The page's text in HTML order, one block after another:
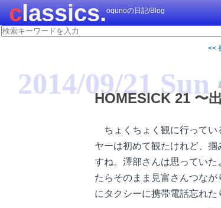
classics.oqunoの日記/Blog
<<
2014/09/21 Sun
HOMESICK 21 〜
ちょくちょく観に行って
ヤーは初めて観たけれど、
すね。澤部さんは思ってい
たらそのまま見富さんつな
にタクシーに携帯電話忘れた